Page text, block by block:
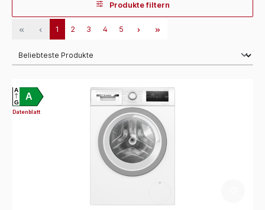
Produkte filtern
1 2 3 4 5
A
A
G
Datenblatt